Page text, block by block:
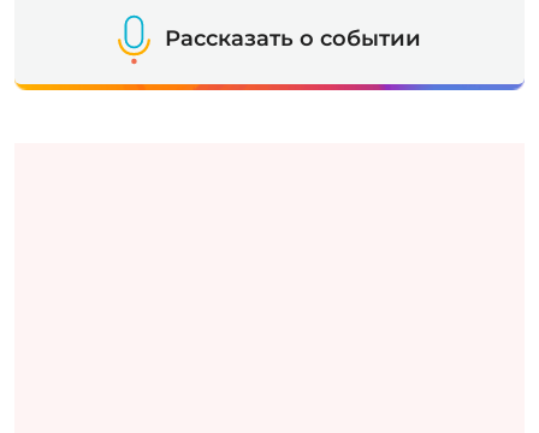
Рассказать о событии